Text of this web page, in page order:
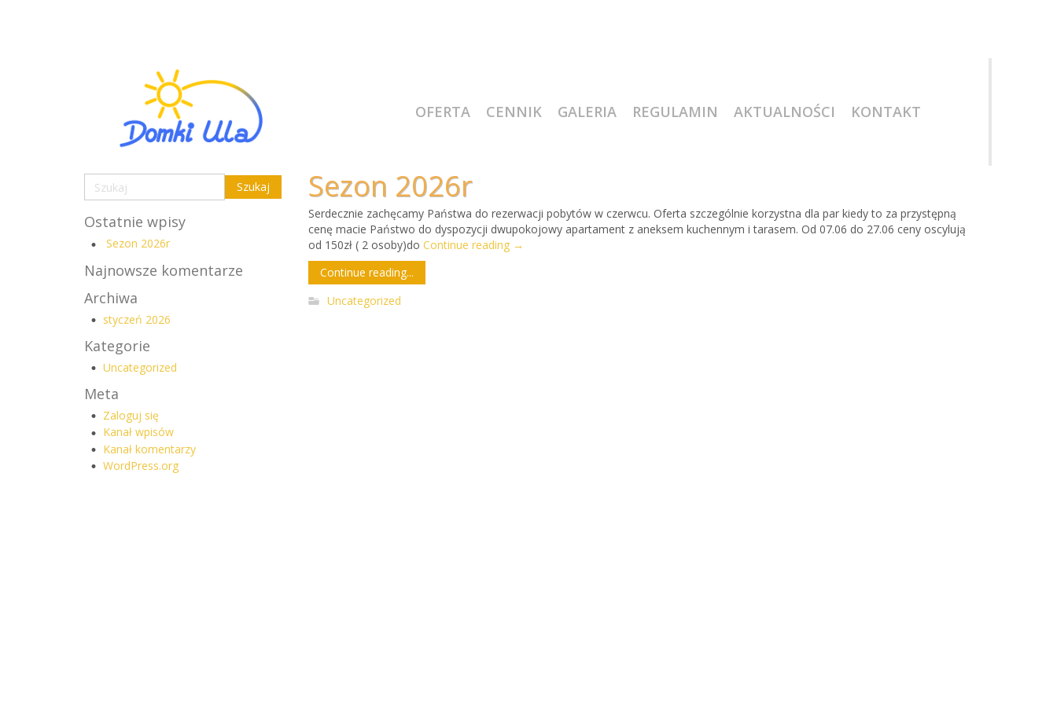
OFERTA CENNIK GALERIA REGULAMIN AKTUALNOŚCI KONTAKT
Ostatnie wpisy
Sezon 2026r
Najnowsze komentarze
Archiwa
styczeń 2026
Kategorie
Uncategorized
Meta
Zaloguj się
Kanał wpisów
Kanał komentarzy
WordPress.org
Sezon 2026r
Serdecznie zachęcamy Państwa do rezerwacji pobytów w czerwcu. Oferta szczególnie korzystna dla par kiedy to za przystępną
cenę macie Państwo do dyspozycji dwupokojowy apartament z aneksem kuchennym i tarasem. Od 07.06 do 27.06 ceny oscylują
od 150zł ( 2 osoby)do Continue reading →
Continue reading...
Uncategorized